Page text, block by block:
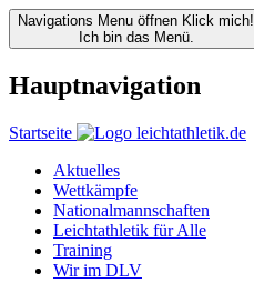
Navigations Menu öffnen Klick mich!
Ich bin das Menü.
Hauptnavigation
Startseite
Aktuelles
Wettkämpfe
Nationalmannschaften
Leichtathletik für Alle
Training
Wir im DLV